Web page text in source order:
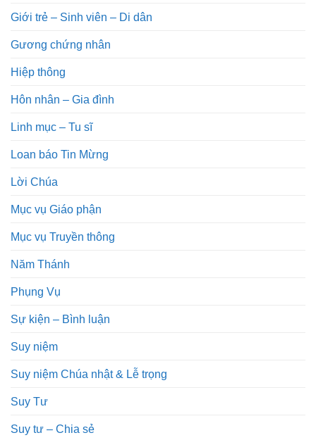
Giới trẻ – Sinh viên – Di dân
Gương chứng nhân
Hiệp thông
Hôn nhân – Gia đình
Linh mục – Tu sĩ
Loan báo Tin Mừng
Lời Chúa
Mục vụ Giáo phận
Mục vụ Truyền thông
Năm Thánh
Phụng Vụ
Sự kiện – Bình luận
Suy niệm
Suy niệm Chúa nhật & Lễ trọng
Suy Tư
Suy tư – Chia sẻ